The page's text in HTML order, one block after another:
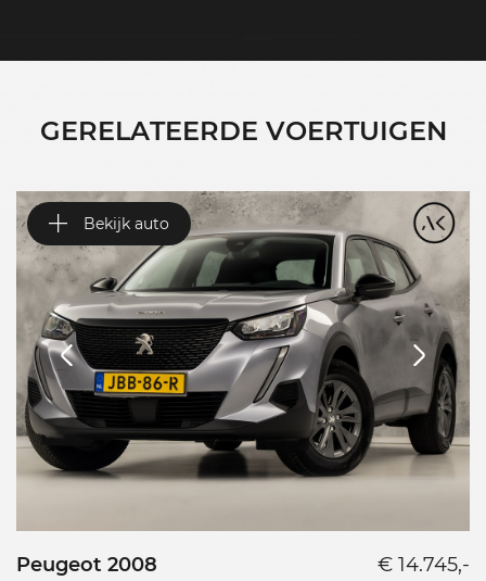
GERELATEERDE VOERTUIGEN
Bekijk auto
Peugeot 2008 € 14.745,-